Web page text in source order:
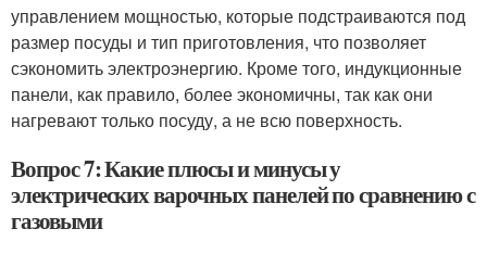
управлением мощностью, которые подстраиваются под
размер посуды и тип приготовления, что позволяет
сэкономить электроэнергию. Кроме того, индукционные
панели, как правило, более экономичны, так как они
нагревают только посуду, а не всю поверхность.
Вопрос 7: Какие плюсы и минусы у
электрических варочных панелей по сравнению с
газовыми